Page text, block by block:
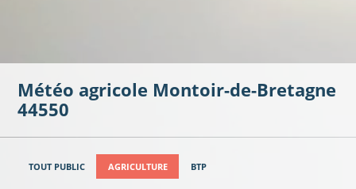
Météo agricole Montoir-de-Bretagne
44550
TOUT PUBLIC AGRICULTURE BTP